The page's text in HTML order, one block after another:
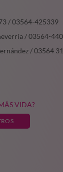
/ 03564-425339
/ 03564-
/ 03564
VIDA?